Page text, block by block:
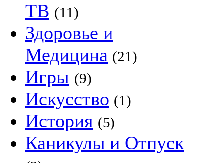
ТВ (11)
Здоровье и
Медицина (21)
Игры (9)
Искусство (1)
История (5)
Каникулы и Отпуск